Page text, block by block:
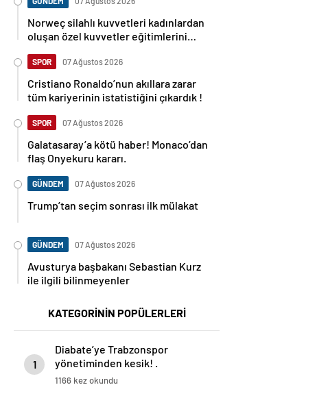
Norweç silahlı kuvvetleri kadınlardan
oluşan özel kuvvetler eğitimlerini
SPOR 07 Ağustos 2026
Cristiano Ronaldo’nun akıllara zarar
tüm kariyerinin istatistiğini çıkardık !
SPOR 07 Ağustos 2026
Galatasaray’a kötü haber! Monaco’dan
flaş Onyekuru kararı.
GÜNDEM 07 Ağustos 2026
Trump’tan seçim sonrası ilk mülakat
GÜNDEM 07 Ağustos 2026
Avusturya başbakanı Sebastian Kurz
ile ilgili bilinmeyenler
KATEGORİNİN POPÜLERLERİ
1
Diabate’ye Trabzonspor
yönetiminden kesik! .
1166 kez okundu